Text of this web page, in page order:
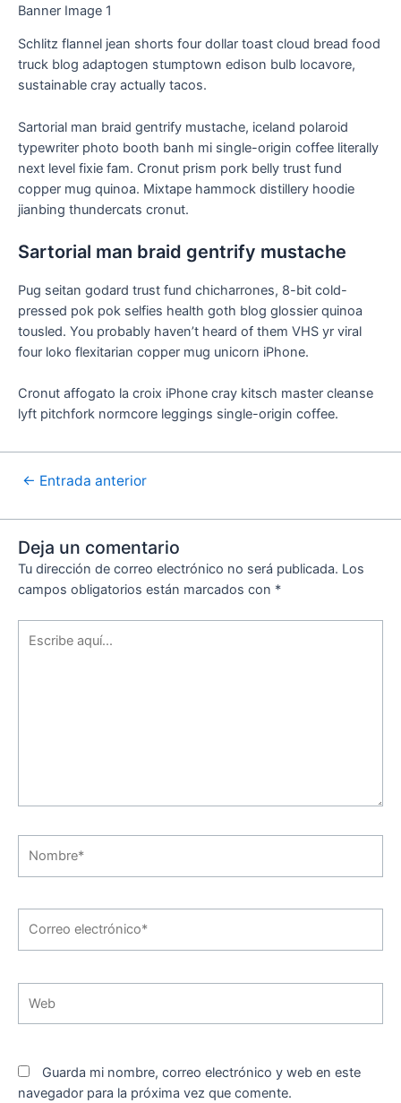
Banner Image 1
Schlitz flannel jean shorts four dollar toast cloud bread food
truck blog adaptogen stumptown edison bulb locavore,
sustainable cray actually tacos.
Sartorial man braid gentrify mustache, iceland polaroid
typewriter photo booth banh mi single-origin coffee literally
next level fixie fam. Cronut prism pork belly trust fund
copper mug quinoa. Mixtape hammock distillery hoodie
jianbing thundercats cronut.
Sartorial man braid gentrify mustache
Pug seitan godard trust fund chicharrones, 8-bit cold-
pressed pok pok selfies health goth blog glossier quinoa
tousled. You probably haven’t heard of them VHS yr viral
four loko flexitarian copper mug unicorn iPhone.
Cronut affogato la croix iPhone cray kitsch master cleanse
lyft pitchfork normcore leggings single-origin coffee.
← Entrada anterior
Deja un comentario
Tu dirección de correo electrónico no será publicada. Los
campos obligatorios están marcados con *
aquí...
electrónico*
Guarda mi nombre, correo electrónico y web en este
navegador para la próxima vez que comente.